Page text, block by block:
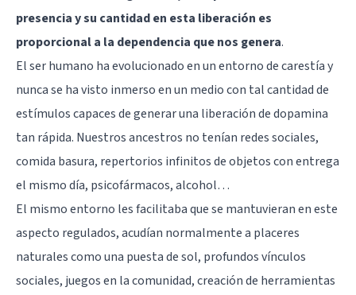
presencia y su cantidad en esta liberación es
proporcional a la dependencia que nos genera.
El ser humano ha evolucionado en un entorno de carestía y
nunca se ha visto inmerso en un medio con tal cantidad de
estímulos capaces de generar una liberación de dopamina
tan rápida. Nuestros ancestros no tenían redes sociales,
comida basura, repertorios infinitos de objetos con entrega
el mismo día, psicofármacos, alcohol…
El mismo entorno les facilitaba que se mantuvieran en este
aspecto regulados, acudían normalmente a placeres
naturales como una puesta de sol, profundos vínculos
sociales, juegos en la comunidad, creación de herramientas